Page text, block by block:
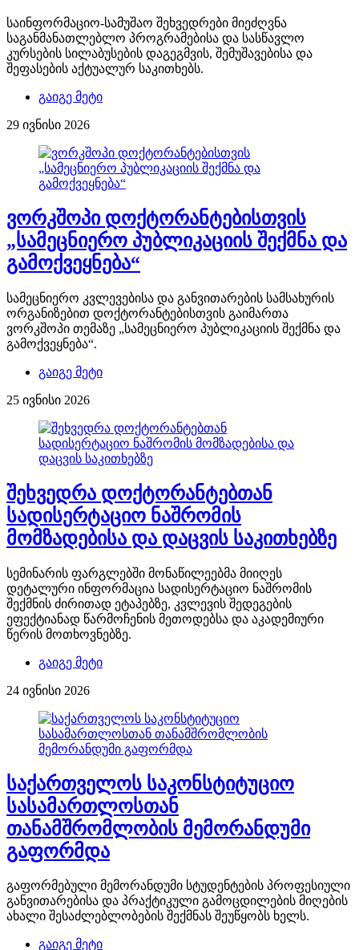
საინფორმაციო-სამუშაო შეხვედრები მიეძღვნა
საგანმანათლებლო პროგრამებისა და სასწავლო
კურსების სილაბუსების დაგეგმვის, შემუშავებისა და
შეფასების აქტუალურ საკითხებს.
გაიგე მეტი
29 ივნისი 2026
ვორკშოპი დოქტორანტებისთვის
„სამეცნიერო პუბლიკაციის შექმნა და
გამოქვეყნება“
სამეცნიერო კვლევებისა და განვითარების სამსახურის
ორგანიზებით დოქტორანტებისთვის გაიმართა
ვორკშოპი თემაზე „სამეცნიერო პუბლიკაციის შექმნა და
გამოქვეყნება“.
გაიგე მეტი
25 ივნისი 2026
შეხვედრა დოქტორანტებთან
სადისერტაციო ნაშრომის
მომზადებისა და დაცვის საკითხებზე
სემინარის ფარგლებში მონაწილეებმა მიიღეს
დეტალური ინფორმაცია სადისერტაციო ნაშრომის
შექმნის ძირითად ეტაპებზე, კვლევის შედეგების
ეფექტიანად წარმოჩენის მეთოდებსა და აკადემიური
წერის მოთხოვნებზე.
გაიგე მეტი
24 ივნისი 2026
საქართველოს საკონსტიტუციო
სასამართლოსთან
თანამშრომლობის მემორანდუმი
გაფორმდა
გაფორმებული მემორანდუმი სტუდენტების პროფესიული
განვითარებისა და პრაქტიკული გამოცდილების მიღების
ახალი შესაძლებლობების შექმნას შეუწყობს ხელს.
გაიგე მეტი